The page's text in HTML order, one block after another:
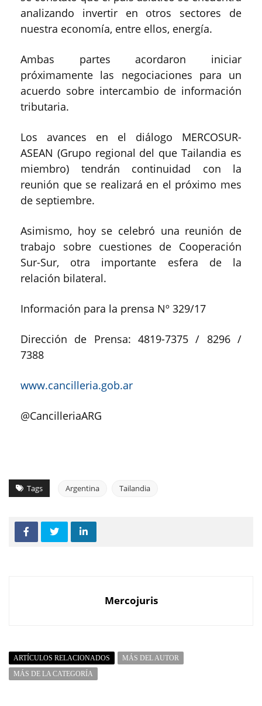
analizando invertir en otros sectores de
nuestra economía, entre ellos, energía.
Ambas partes acordaron iniciar
próximamente las negociaciones para un
acuerdo sobre intercambio de información
tributaria.
Los avances en el diálogo MERCOSUR-
ASEAN (Grupo regional del que Tailandia es
miembro) tendrán continuidad con la
reunión que se realizará en el próximo mes
de septiembre.
Asimismo, hoy se celebró una reunión de
trabajo sobre cuestiones de Cooperación
Sur-Sur, otra importante esfera de la
relación bilateral.
Información para la prensa Nº 329/17
Dirección de Prensa: 4819-7375 / 8296 /
7388
www.cancilleria.gob.ar
@CancilleriaARG
Tags Argentina Tailandia
Mercojuris
ARTÍCULOS RELACIONADOS
MÁS DEL AUTOR
MÁS DE LA CATEGORÍA